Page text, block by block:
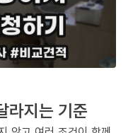
라지는 기준